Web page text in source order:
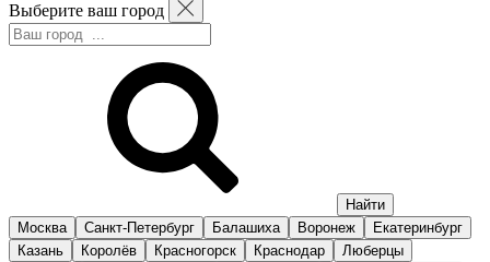
Выберите ваш город
Москва Санкт-Петербург Балашиха Воронеж
Екатеринбург
Казань
Королёв Красногорск Краснодар
Люберцы